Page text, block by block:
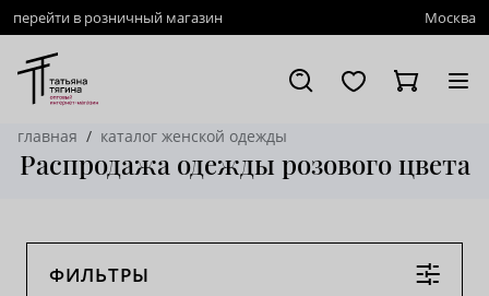
перейти в розничный магазин Москва
главная каталог женской одежды
Распродажа одежды розового цвета
ФИЛЬТРЫ